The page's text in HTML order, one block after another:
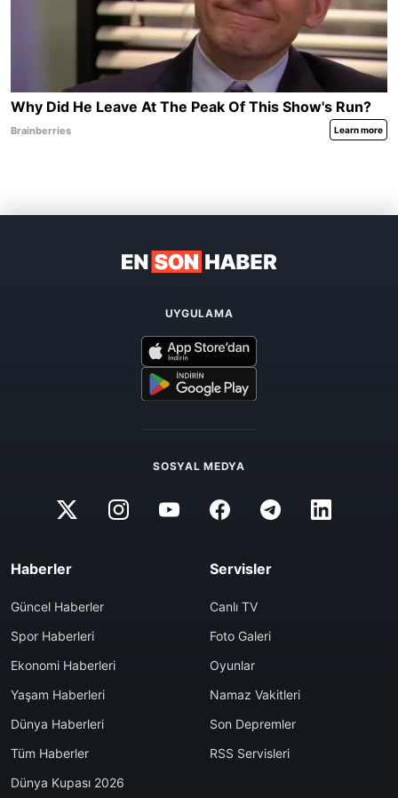
UYGULAMA
SOSYAL MEDYA
Haberler
Güncel Haberler
Spor Haberleri
Ekonomi Haberleri
Yaşam Haberleri
Dünya Haberleri
Tüm Haberler
Dünya Kupası 2026
Servisler
Canlı TV
Foto Galeri
Oyunlar
Namaz Vakitleri
Son Depremler
RSS Servisleri